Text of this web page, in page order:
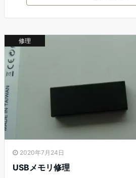
修理
2020年7月24日
USBメモリ修理